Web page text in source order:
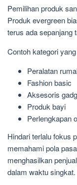
Pemilihan produk
Produk evergreen
terus ada sepanjang
Contoh kategori
Peralatan
Fashion basic
Aksesoris
Produk bayi
Perlengkapan
Hindari terlalu fokus
memahami pola
menghasilkan
dalam waktu singkat.